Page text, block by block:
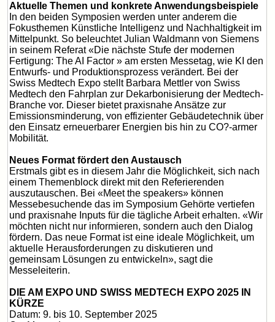
Aktuelle Themen und konkrete Anwendungsbeispiele
In den beiden Symposien werden unter anderem die
Fokusthemen Künstliche Intelligenz und Nachhaltigkeit im
Mittelpunkt. So beleuchtet Julian Waldmann von Siemens
in seinem Referat «Die nächste Stufe der modernen
Fertigung: The AI Factor » am ersten Messetag, wie KI den
Entwurfs- und Produktionsprozess verändert. Bei der
Swiss Medtech Expo stellt Barbara Mettler von Swiss
Medtech den Fahrplan zur Dekarbonisierung der Medtech-
Branche vor. Dieser bietet praxisnahe Ansätze zur
Emissionsminderung, von effizienter Gebäudetechnik über
den Einsatz erneuerbarer Energien bis hin zu CO?-armer
Mobilität.
Neues Format fördert den Austausch
Erstmals gibt es in diesem Jahr die Möglichkeit, sich nach
einem Themenblock direkt mit den Referierenden
auszutauschen. Bei «Meet the speakers» können
Messebesuchende das im Symposium Gehörte vertiefen
und praxisnahe Inputs für die tägliche Arbeit erhalten. «Wir
möchten nicht nur informieren, sondern auch den Dialog
fördern. Das neue Format ist eine ideale Möglichkeit, um
aktuelle Herausforderungen zu diskutieren und
gemeinsam Lösungen zu entwickeln», sagt die
Messeleiterin.
DIE AM EXPO UND SWISS MEDTECH EXPO 2025 IN
KÜRZE
Datum: 9. bis 10. September 2025